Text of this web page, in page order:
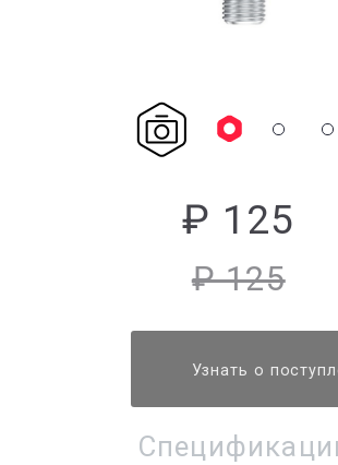
₽ 125
₽ 125
Узнать о